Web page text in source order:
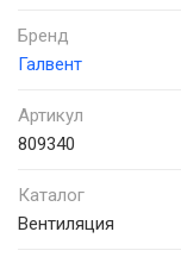
Бренд
Галвент
Артикул
809340
Каталог
Вентиляция